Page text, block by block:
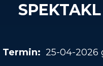
25-04-2026